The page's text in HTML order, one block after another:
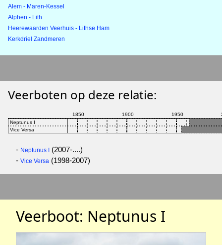
Alem - Maren-Kessel
Alphen - Lith
Heerewaarden Veerhuis - Lithse Ham
Kerkdriel Zandmeren
Veerboten op deze relatie:
- Neptunus I
(2007-....)
- Vice Versa (1998-2007)
Veerboot: Neptunus I